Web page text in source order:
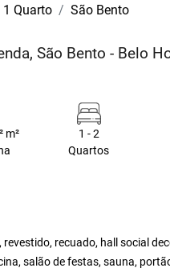
Quarto São Bento
São Bento - Belo
m²
1 - 2
Quartos
recuado, hall social
salão de festas, sauna,